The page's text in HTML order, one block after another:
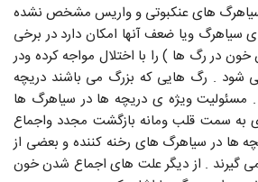
سیاهرگ های عنکبوتی و واریس مشخص نشده
ویا ضعف آنها امکان دارد در برخی
در رگ ها ) را با اختلال مواجه کرده ودر
شود . رگ هایی که بزرگ می باشند دریچه
مسئولیت ویژه ی دریچه ها در سیاهرگ ها
به سمت قلب ومانه بازگشت مجدد واجماع
ها در سیاهرگ های رخنه کننده و بعضی از
گیرند . از دیگر علت های اجماع شدن خون